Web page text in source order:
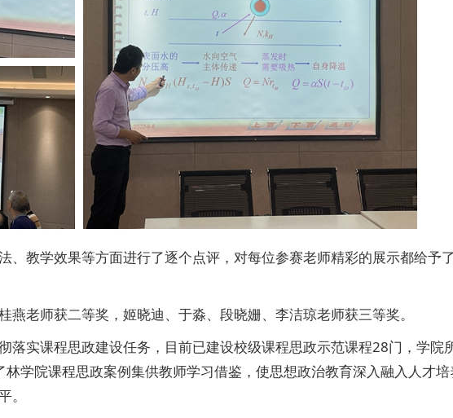
、教学效果等方面进行了逐个点评，对每位参赛老师精彩的展示都给予
老师获二等奖，姬晓迪、于淼、段晓姗、李洁琼老师获三等奖。
落实课程思政建设任务，目前已建设校级课程思政示范课程28门，学院
学院课程思政案例集供教师学习借鉴，使思想政治教育深入融入人才
。